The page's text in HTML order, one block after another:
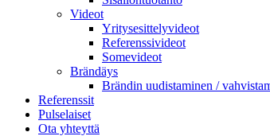
Videot
Yritysesittelyvideot
Referenssivideot
Somevideot
Brändäys
Brändin uudistaminen /
Referenssit
Pulselaiset
Ota yhteyttä